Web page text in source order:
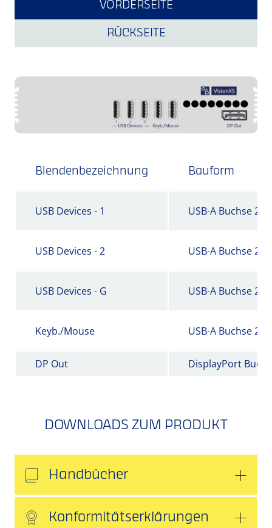
VORDERSEITE
RÜCKSEITE
Blendenbezeichnung Bauform
USB Devices - 1 USB-A Buchse 2.0
USB Devices - 2 USB-A Buchse 2.0
USB Devices - G USB-A Buchse 2.0
Keyb./Mouse USB-A Buchse 2.0
DP Out DisplayPort
DOWNLOADS ZUM PRODUKT
Handbücher
Konformitätserklärungen